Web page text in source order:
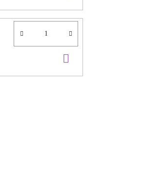
KOŠÍKU
KOŠÍKU